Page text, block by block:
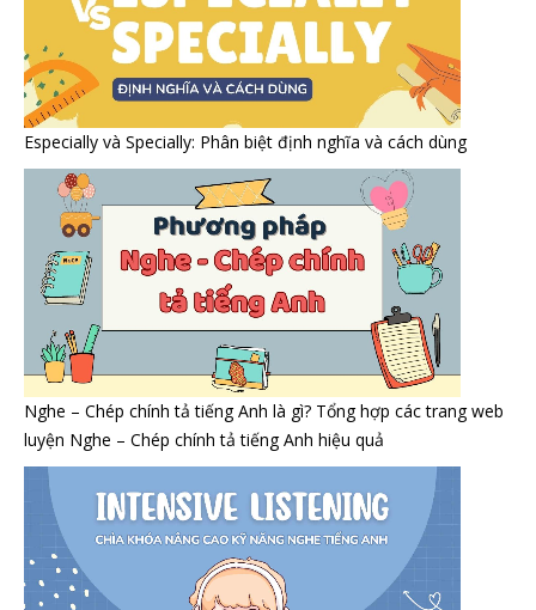
Especially và Specially: Phân biệt định nghĩa và cách dùng
Nghe – Chép chính tả tiếng Anh là gì? Tổng hợp các trang web
luyện Nghe – Chép chính tả tiếng Anh hiệu quả